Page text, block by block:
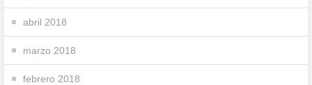
abril 2018
marzo 2018
febrero 2018